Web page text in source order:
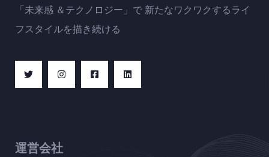
「未来感 ＆テクノロジー」で 新たなワクワクするライ
フスタイルを描き続ける
運営会社